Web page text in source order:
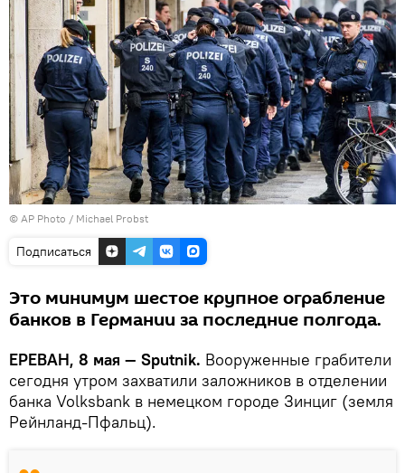
© AP Photo / Michael Probst
Подписаться
Это минимум шестое крупное ограбление
банков в Германии за последние полгода.
ЕРЕВАН, 8 мая — Sputnik. Вооруженные грабители
сегодня утром захватили заложников в отделении
банка Volksbank в немецком городе Зинциг (земля
Рейнланд-Пфальц).